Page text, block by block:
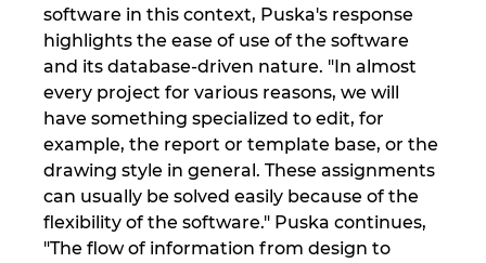
software in this context, Puska's response
highlights the ease of use of the software
and its database-driven nature. "In almost
every project for various reasons, we will
have something specialized to edit, for
example, the report or template base, or the
drawing style in general. These assignments
can usually be solved easily because of the
flexibility of the software." Puska continues,
"The flow of information from design to
Spain
Sweden
Switzerland
Thailand
Turkey